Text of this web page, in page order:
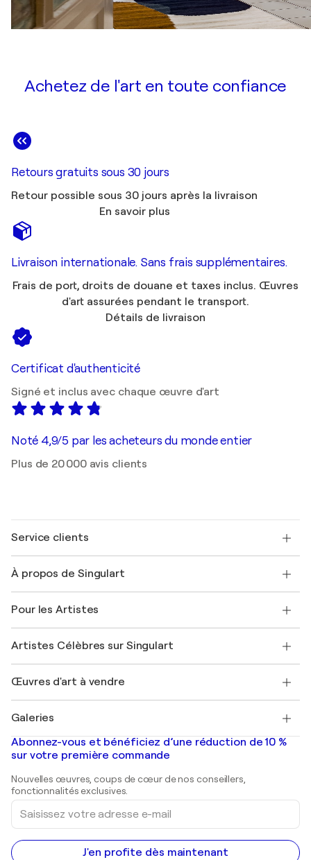
Achetez de l'art en toute confiance
Retours gratuits sous 30 jours
Retour possible sous 30 jours après la livraison
En savoir plus
Livraison internationale. Sans frais supplémentaires.
Frais de port, droits de douane et taxes inclus. Œuvres
d'art assurées pendant le transport.
Détails de livraison
Certificat d'authenticité
Signé et inclus avec chaque œuvre d'art
Noté 4,9/5 par les acheteurs du monde entier
Plus de 20 000 avis clients
Service clients
Expédition
Offrir une carte cadeau
Rejoignez notre programme commercial
Mon compte
+33 1 76 44 06 42
À propos de Singulart
FAQ
Magazine Singulart
Emplois
Découvrez une sélection d'art original
Pour les Artistes
Se connecter en tant qu'Artiste
Artistes Célèbres sur Singulart
Marc Chagall
Banksy
Mr. Brainwash
Shepard Fairey
Œuvres d'art à vendre
Tableaux abstraits à vendre
Peintures de paysage
Estampes
Peintures acryliques
Galeries
Galeries d'art en France
Galeries d'art en Belgique
Abonnez-vous et bénéficiez d’une réduction de 10 %
sur votre première commande
Nouvelles œuvres, coups de cœur de nos conseillers,
fonctionnalités exclusives.
Saisissez
votre
adresse
e-
mail
J'en profite dès maintenant